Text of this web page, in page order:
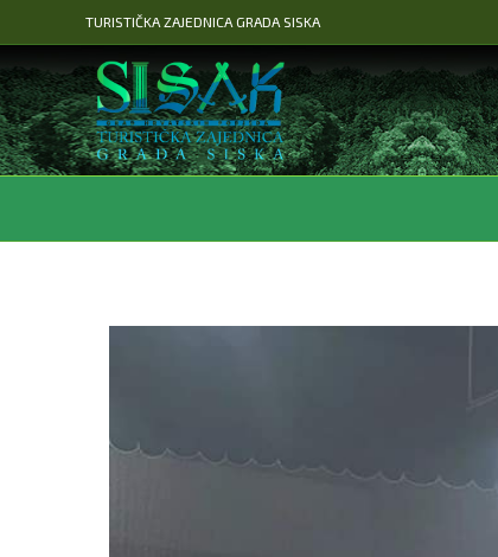
na
sadržaj
TURISTIČKA ZAJEDNICA GRADA SISKA